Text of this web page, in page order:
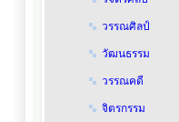
วรรณศิลป์
วัฒนธรรม
วรรณคดี
จิตรกรรม